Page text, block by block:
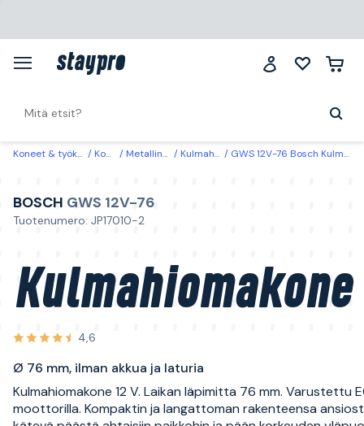
Koneet & työkalut Koneet Metallinkäsittely Kulmahiomakoneet GWS 12V-76 Bosch Kulmahiomakone Ø 76 mm, ilman akkua ja laturia
BOSCH GWS 12V-76
Tuotenumero: JP17010-2
Kulmahiomakone
4,6
Ø 76 mm, ilman akkua ja laturia
Kulmahiomakone 12 V. Laikan läpimitta 76 mm. Varustettu
moottorilla. Kompaktin ja langattoman rakenteensa